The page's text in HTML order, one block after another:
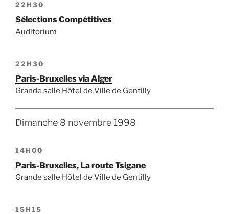
22H30
Sélections Compétitives
Auditorium
22H30
Paris-Bruxelles via Alger
Grande salle Hôtel de Ville de Gentilly
Dimanche 8 novembre 1998
14H00
Paris-Bruxelles, La route Tsigane
Grande salle Hôtel de Ville de Gentilly
15H15